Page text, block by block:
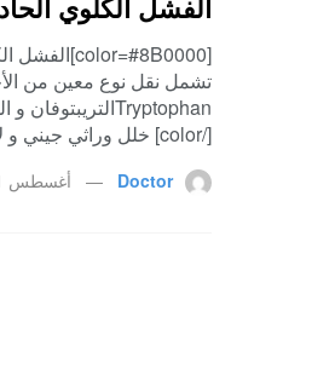
الفشل الكلوي الحاد
تشمل نقل نوع معين من
[/color] خلل وراثي جيني و لا يظهر إلا إذا اجتمعت تلك الجينيات معا عند التلقيح. عوامل […]
Doctor أغسطس 11, 2018